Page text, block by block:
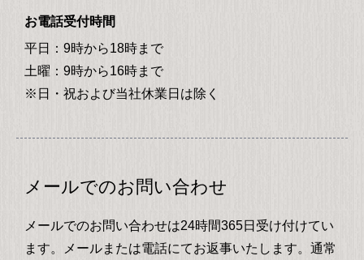
お電話受付時間
平日：9時から18時まで
土曜：9時から16時まで
※日・祝および当社休業日は除く
メールでのお問い合わせ
メールでのお問い合わせは24時間365日受け付けてい
ます。メールまたは電話にてお返事いたします。通常